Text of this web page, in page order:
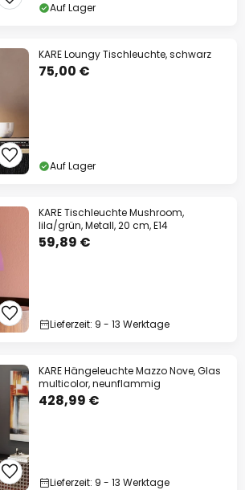
Auf Lager
KARE Loungy Tischleuchte, schwarz
75,00 €
Auf Lager
KARE Tischleuchte Mushroom,
lila/grün, Metall, 20 cm, E14
59,89 €
Lieferzeit: 9 - 13 Werktage
KARE Hängeleuchte Mazzo Nove, Glas
multicolor, neunflammig
428,99 €
Lieferzeit: 9 - 13 Werktage